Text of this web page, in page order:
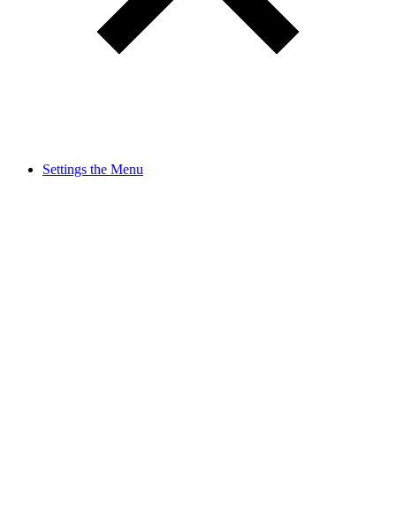
Settings the Menu